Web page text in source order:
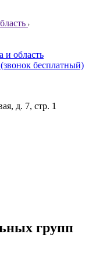
и область
бесплатный)
д. 7, стр. 1
групп